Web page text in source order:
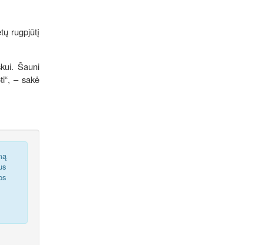
rugpjūtį
Šauni
– sakė